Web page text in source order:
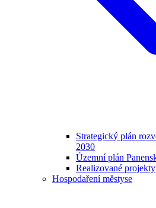
Strategický plán
2030
Územní plán
Realizované projekty
Hospodaření městyse